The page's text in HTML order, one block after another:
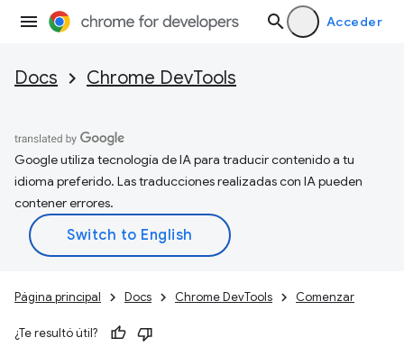
Acceder
Docs Chrome DevTools
Google utiliza tecnología de IA para traducir contenido a tu
idioma preferido. Las traducciones realizadas con IA pueden
contener errores.
Página principal Docs Chrome DevTools Comenzar
¿Te resultó útil?